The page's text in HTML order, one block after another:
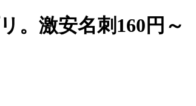
。激安名刺160円～